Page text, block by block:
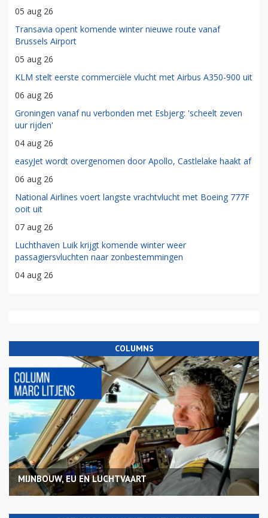
05 aug 26
Transavia opent komende winter nieuwe route vanaf
Brussels Airport
05 aug 26
KLM stelt eerste commerciële vlucht met Airbus A350-900 uit
06 aug 26
Groningen vanaf nu verbonden met Esbjerg: 'scheelt zeven
uur rijden'
04 aug 26
easyJet wordt overgenomen door Apollo, Castlelake haakt af
06 aug 26
National Airlines voert langste vrachtvlucht met Boeing 777F
ooit uit
07 aug 26
Luchthaven Luik krijgt komende winter weer
passagiersvluchten naar zonbestemmingen
04 aug 26
COLUMNS
MIJNBOUW, EU EN LUCHTVAART